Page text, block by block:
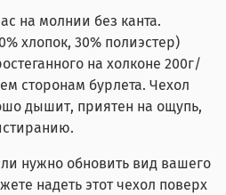
на молнии без канта.
хлопок, 30% полиэстер)
на холконе 200г/
сторонам бурлета. Чехол
дышит, приятен на ощупь,
нужно обновить вид вашего
надеть этот чехол поверх